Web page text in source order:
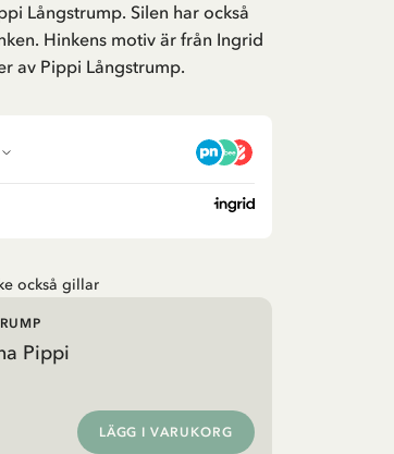
Långstrump. Silen har också
Hinkens motiv är från Ingrid
av Pippi Långstrump.
också gillar
Pippi
LÄGG I VARUKORG